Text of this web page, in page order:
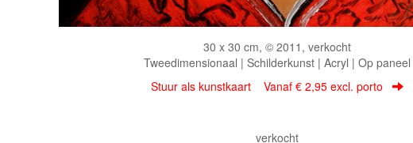
30 x 30 cm, © 2011, verkocht
Tweedimensionaal | Schilderkunst | Acryl | Op paneel
Stuur als kunstkaart Vanaf € 2,95 excl. porto
verkocht